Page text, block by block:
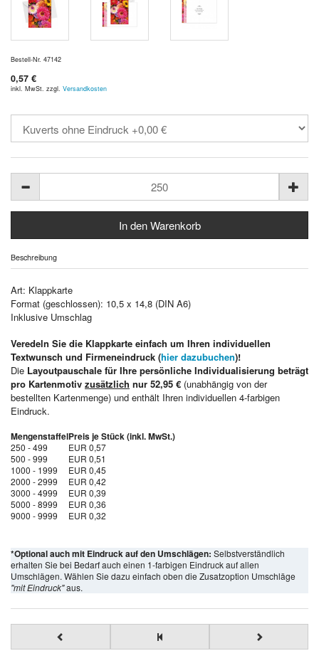
Bestell-Nr. 47142
0,57 €
inkl. MwSt. zzgl. Versandkosten
Beschreibung
Art: Klappkarte
Format (geschlossen): 10,5 x 14,8 (DIN A6)
Inklusive Umschlag
Veredeln Sie die Klappkarte einfach um Ihren individuellen
Textwunsch und Firmeneindruck (hier dazubuchen)!
Die Layoutpauschale für Ihre persönliche Individualisierung beträgt
pro Kartenmotiv zusätzlich nur 52,95 € (unabhängig von der
bestellten Kartenmenge) und enthält Ihren individuellen 4-farbigen
Eindruck.
MengenstaffelPreis je Stück (inkl. MwSt.)
250 - 499
EUR 0,57
500 - 999
EUR 0,51
1000 - 1999
EUR 0,45
2000 - 2999
EUR 0,42
3000 - 4999
EUR 0,39
5000 - 8999
EUR 0,36
9000 - 9999
EUR 0,32
*Optional auch mit Eindruck auf den Umschlägen: Selbstverständlich
erhalten Sie bei Bedarf auch einen 1-farbigen Eindruck auf allen
Umschlägen. Wählen Sie dazu einfach oben die Zusatzoption Umschläge
"mit Eindruck"aus.